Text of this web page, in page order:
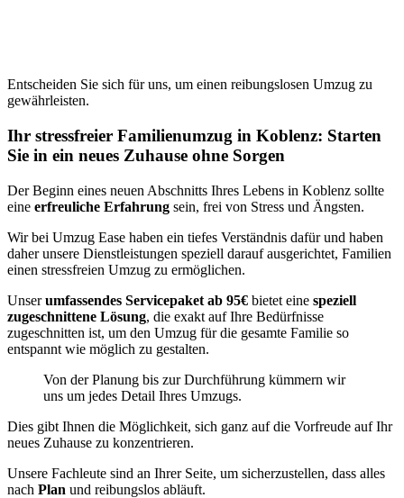
Entscheiden Sie sich für uns, um einen reibungslosen Umzug zu
gewährleisten.
Ihr stressfreier Familienumzug in Koblenz: Starten
Sie in ein neues Zuhause ohne Sorgen
Der Beginn eines neuen Abschnitts Ihres Lebens in Koblenz sollte
eine erfreuliche Erfahrung sein, frei von Stress und Ängsten.
Wir bei Umzug Ease haben ein tiefes Verständnis dafür und haben
daher unsere Dienstleistungen speziell darauf ausgerichtet, Familien
einen stressfreien Umzug zu ermöglichen.
Unserumfassendes Servicepaket ab 95€ bietet eine speziell
zugeschnittene Lösung, die exakt auf Ihre Bedürfnisse
zugeschnitten ist, um den Umzug für die gesamte Familie so
entspannt wie möglich zu gestalten.
Von der Planung bis zur Durchführung kümmern wir
uns um jedes Detail Ihres Umzugs.
Dies gibt Ihnen die Möglichkeit, sich ganz auf die Vorfreude auf Ihr
neues Zuhause zu konzentrieren.
Unsere Fachleute sind an Ihrer Seite, um sicherzustellen, dass alles
nach Plan und reibungslos abläuft.